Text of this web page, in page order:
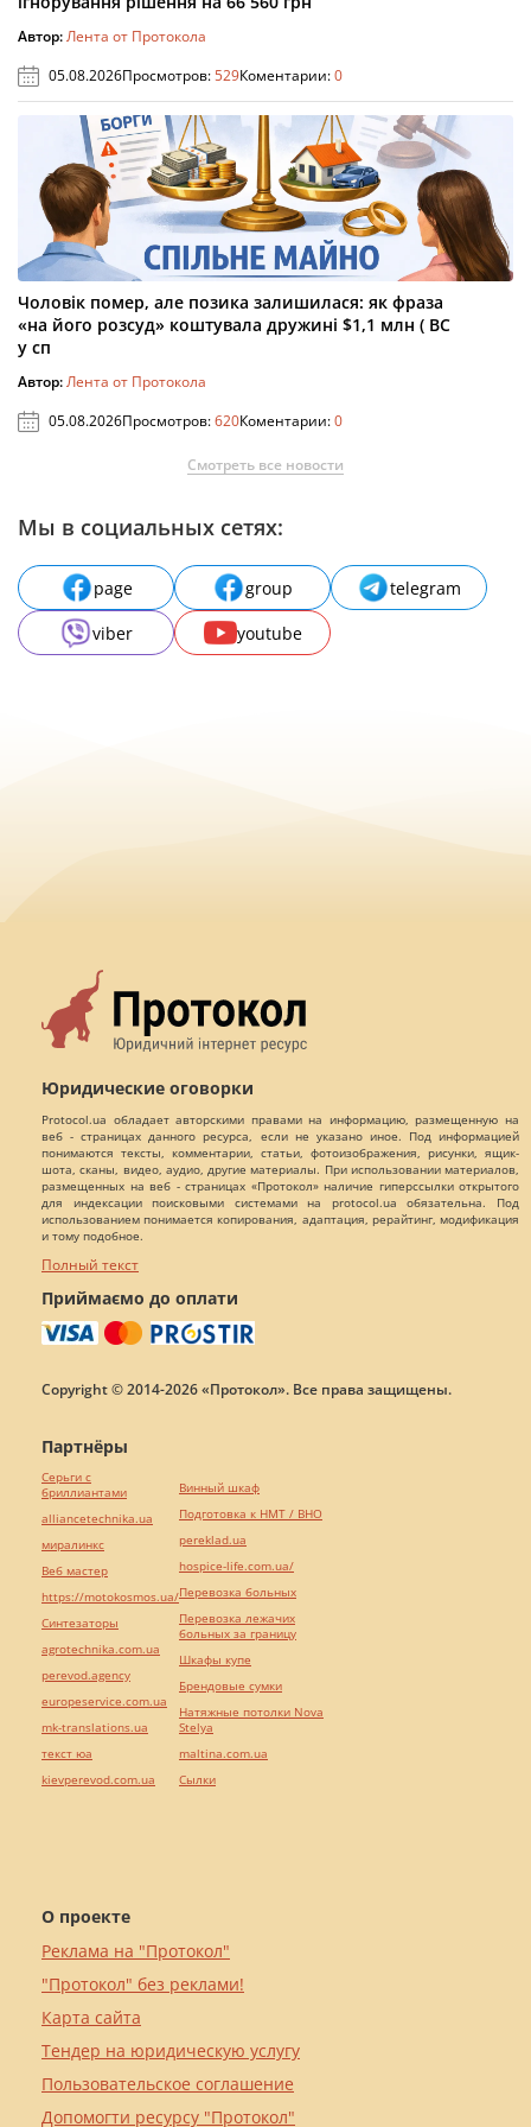
Автор:Лента от Протокола
05.08.2026Просмотров:529Коментарии:0
Чоловік помер, але позика залишилася: як фраза
«на його розсуд» коштувала дружині $1,1 млн ( ВС
у сп
Автор:Лента от Протокола
05.08.2026Просмотров:620Коментарии:0
Смотреть все новости
Мы в социальных сетях:
page group
telegram
viber
youtube
Юридические оговорки
Protocol.ua обладает авторскими правами на информацию, размещенную на
веб - страницах данного ресурса, если не указано иное. Под информацией
понимаются тексты, комментарии, статьи, фотоизображения, рисунки, ящик-
шота, сканы, видео, аудио, другие материалы. При использовании материалов,
размещенных на веб - страницах «Протокол» наличие гиперссылки открытого
для индексации поисковыми системами на protocol.ua обязательна. Под
использованием понимается копирования, адаптация, рерайтинг, модификация
и тому подобное.
Полный текст
Приймаємо до оплати
Copyright © 2014-2026 «Протокол». Все права защищены.
О проекте
Реклама на "Протокол"
"Протокол" без реклами!
Карта сайта
Тендер на юридическую услугу
Пользовательское соглашение
Допомогти ресурсу "Протокол"
Партнёры
Серьги с
бриллиантами
alliancetechnika.ua
миралинкс
Веб мастер
https://motokosmos.ua/
Синтезаторы
agrotechnika.com.ua
perevod.agency
europeservice.com.ua
mk-translations.ua
текст юа
kievperevod.com.ua
Винный шкаф
Подготовка к НМТ / ВНО
pereklad.ua
hospice-life.com.ua/
Перевозка больных
Перевозка лежачих
больных за границу
Шкафы купе
Брендовые сумки
Натяжные потолки Nova
Stelya
maltina.com.ua
Cылки